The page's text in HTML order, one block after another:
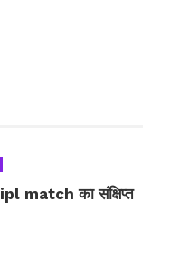
match का संक्षिप्त